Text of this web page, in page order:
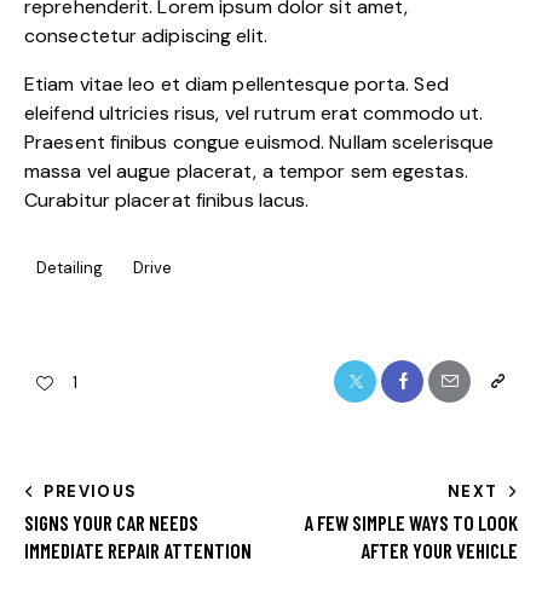
reprehenderit. Lorem ipsum dolor sit amet,
consectetur adipiscing elit.
Etiam vitae leo et diam pellentesque porta. Sed
eleifend ultricies risus, vel rutrum erat commodo ut.
Praesent finibus congue euismod. Nullam scelerisque
massa vel augue placerat, a tempor sem egestas.
Curabitur placerat finibus lacus.
Detailing Drive
1
PREVIOUS
SIGNS YOUR CAR NEEDS
IMMEDIATE REPAIR ATTENTION
NEXT
A FEW SIMPLE WAYS TO LOOK
AFTER YOUR VEHICLE